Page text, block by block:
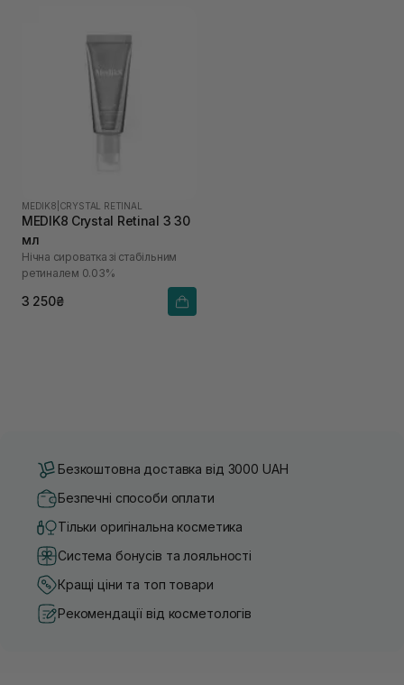
MEDIK8 CRYSTAL RETINAL
MEDIK8 Crystal Retinal 3 30
мл
Нічна сироватка зі стабільним
ретиналем 0.03%
3 250₴
Безкоштовна доставка від 3000 UAH
Безпечні способи оплати
Тільки оригінальна косметика
Система бонусів та лояльності
Кращі ціни та топ товари
Рекомендації від косметологів